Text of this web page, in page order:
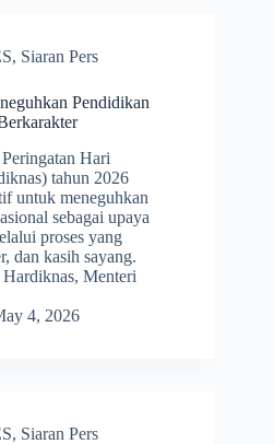
, Siaran Pers
Pendidikan
Hari
tahun 2026
untuk meneguhkan
sebagai upaya
proses yang
dan kasih sayang.
Menteri
4, 2026
, Siaran Pers